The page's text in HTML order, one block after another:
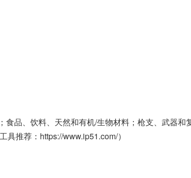
品、饮料、天然和有机/生物材料；枪支、武器和
推荐：https://www.ip51.com/）